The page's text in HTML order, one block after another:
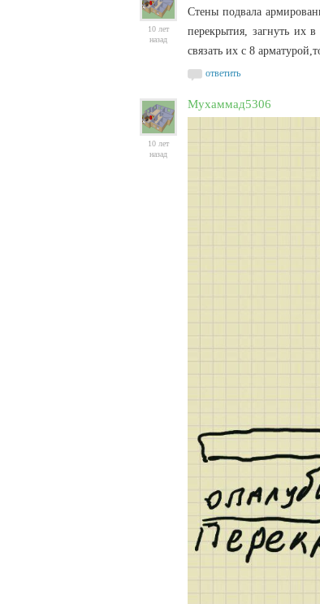
10 лет
назад
Стены подвала
перекрытия, загнуть их
связать их с 8
ответить
10 лет
назад
Мухаммад5306